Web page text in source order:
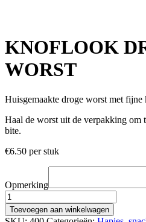
KNOFLOOK
WORST
Huisgemaakte droge worst met
Haal de worst uit de verpakking om
bite.
€6.50 per stuk
Opmerking
KNOFLOOK
DROGE
WORST
Toevoegen aan winkelwagen